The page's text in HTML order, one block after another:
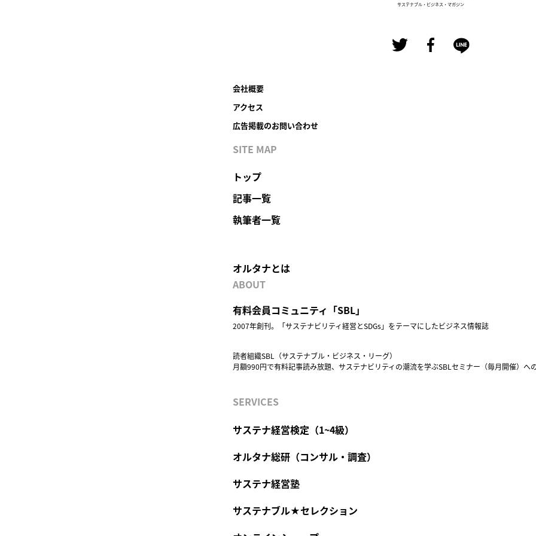
サステナブル・ビジネス・マガジン
会社概要
アクセス
広告掲載のお問い合わせ
SITE MAP
トップ
記事一覧
執筆者一覧
オルタナとは
ABOUT
有料会員コミュニティ「SBL」
2007年創刊。「サステナビリティ経営とSDGs」をテーマにしたビジネス情報誌
読者組織SBL（サステナブル・ビジネス・リーグ）
月額990円で有料記事読み放題、サステナビリティの潮流を学ぶSBLセミナー（毎月開催）へ
SERVICES
サステナ経営検定（1~4級）
オルタナ総研（コンサル・調査）
サステナ経営塾
サステナブル★セレクション